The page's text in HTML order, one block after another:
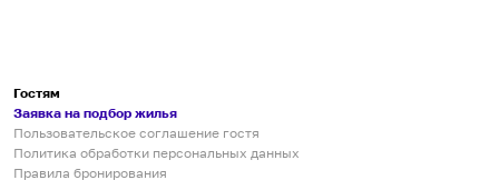
Гостям
Заявка на подбор жилья
Пользовательское соглашение гостя
Политика обработки персональных данных
Правила бронирования